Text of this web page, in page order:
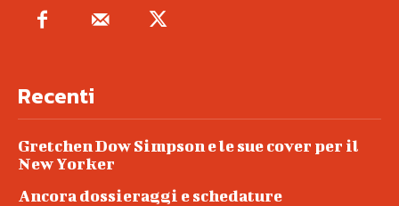
Recenti
Gretchen Dow Simpson e le sue cover per il
New Yorker
Ancora dossieraggi e schedature